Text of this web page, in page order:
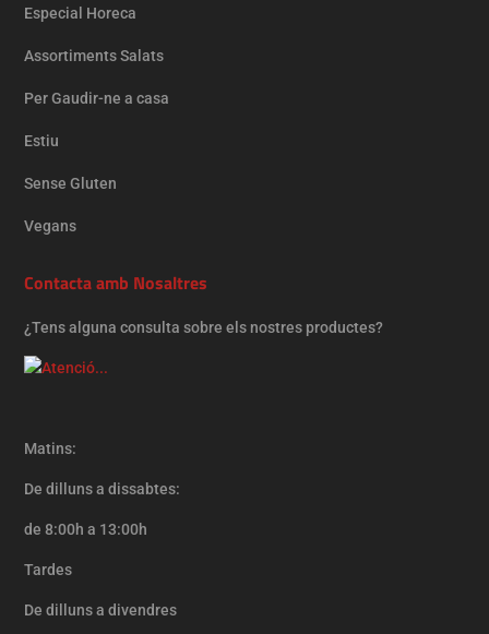
Especial Horeca
Assortiments Salats
Per Gaudir-ne a casa
Estiu
Sense Gluten
Vegans
Contacta amb Nosaltres
¿Tens alguna consulta sobre els nostres productes?
Matins:
De dilluns a dissabtes:
de 8:00h a 13:00h
Tardes
De dilluns a divendres